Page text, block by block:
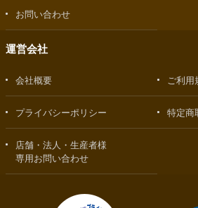
お問い合わせ
運営会社
会社概要 ご利用
プライバシーポリシー 特定商
店舗・法人・生産者様
専用お問い合わせ